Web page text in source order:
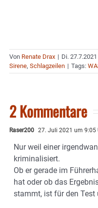
Von Renate Drax | Di.
Sirene, Schlagzeilen | Tags:
2 Kommentare
Raser200 27. Juli 2021 um 9:05
Nur weil einer
kriminalisiert.
Ob er gerade im
hat oder ob das
stammt, ist für den Test